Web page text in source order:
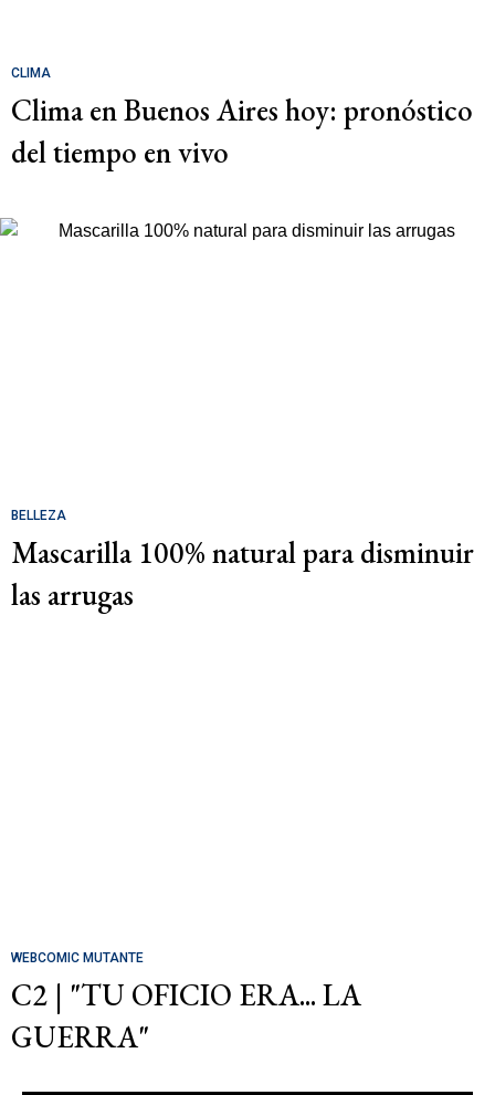
CLIMA
Clima en Buenos Aires hoy: pronóstico
del tiempo en vivo
BELLEZA
Mascarilla 100% natural para disminuir
las arrugas
WEBCOMIC MUTANTE
C2 | "TU OFICIO ERA... LA
GUERRA"